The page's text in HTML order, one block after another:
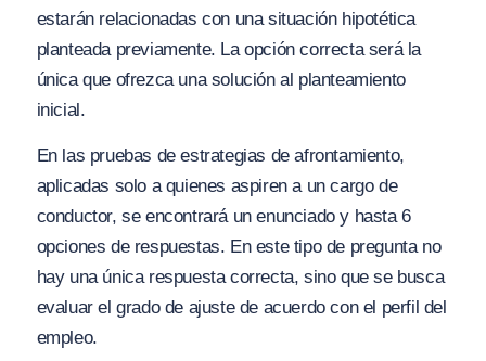
estarán relacionadas con una situación hipotética
planteada previamente. La opción correcta será la
única que ofrezca una solución al planteamiento
inicial.
En las pruebas de estrategias de afrontamiento,
aplicadas solo a quienes aspiren a un cargo de
conductor, se encontrará un enunciado y hasta 6
opciones de respuestas. En este tipo de pregunta no
hay una única respuesta correcta, sino que se busca
evaluar el grado de ajuste de acuerdo con el perfil del
empleo.